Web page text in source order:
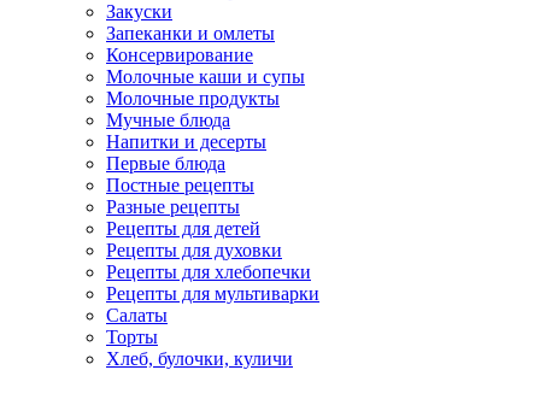
Закуски
Запеканки и омлеты
Консервирование
Молочные каши и супы
Молочные продукты
Мучные блюда
Напитки и десерты
Первые блюда
Постные рецепты
Разные рецепты
Рецепты для детей
Рецепты для духовки
Рецепты для хлебопечки
Рецепты для мультиварки
Салаты
Торты
Хлеб, булочки, куличи